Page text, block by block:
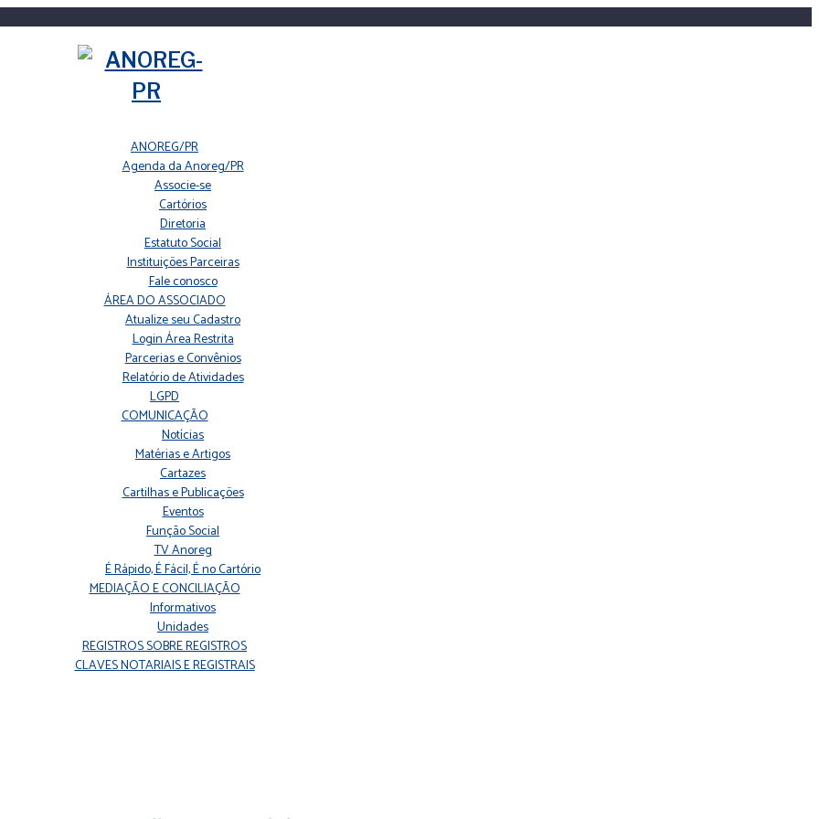
ANOREG/PR
Agenda da Anoreg/PR
Associe-se
Cartórios
Diretoria
Estatuto Social
Instituições Parceiras
Fale conosco
ÁREA DO ASSOCIADO
Atualize seu Cadastro
Login Área Restrita
Parcerias e Convênios
Relatório de Atividades
LGPD
COMUNICAÇÃO
Notícias
Matérias e Artigos
Cartazes
Cartilhas e Publicações
Eventos
Função Social
TV Anoreg
É Rápido, É Fácil, É no Cartório
MEDIAÇÃO E CONCILIAÇÃO
Informativos
Unidades
REGISTROS SOBRE REGISTROS
CLAVES NOTARIAIS E REGISTRAIS